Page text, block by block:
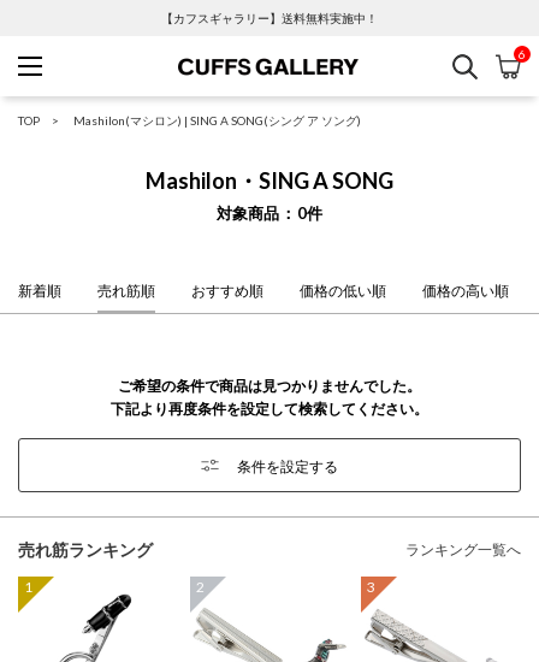
【カフスギャラリー】送料無料実施中！
Cuffs Gallery
検索 カ
6
TOP Mashilon(マシロン) | SING A SONG(シング ア ソング)
Mashilon・SING A SONG
対象商品 0件
新着順 売れ筋順 おすすめ順 価格の低い順 価格の高い順
ご希望の条件で商品は見つかりませんでした。
下記より再度条件を設定して検索してください。
条件を設定する
売れ筋ランキング ランキング一覧へ
1 2 3